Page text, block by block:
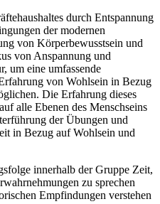
durch Entspannung
der modernen
von Körperbewusstsein und
von Anspannung und
um eine umfassende
von Wohlsein in Bezug
Die Erfahrung dieses
alle Ebenen des Menschseins
der Übungen und
in Bezug auf Wohlsein und
innerhalb der Gruppe Zeit,
zu sprechen
Empfindungen verstehen